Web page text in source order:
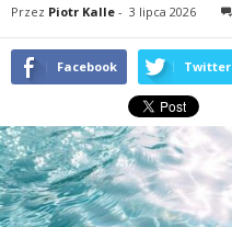
Przez Piotr Kalle - 3 lipca 2026
Facebook Twitter